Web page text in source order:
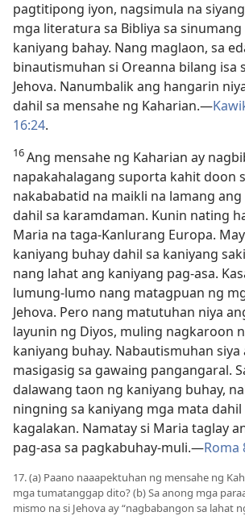
pagtitipong iyon, nagsimula na
mga literatura sa Bibliya sa
kaniyang bahay. Nang maglaon, sa
binautismuhan si Oreanna bilang isa
Jehova. Nanumbalik ang hangarin
dahil sa mensahe ng Kaharian.​—
16:24.
16Ang mensahe ng Kaharian ay
napakahalagang suporta kahit doon
nakababatid na maikli na lamang
dahil sa karamdaman. Kunin nating
Maria na taga-Kanlurang Europa.
kaniyang buhay dahil sa kaniyang
nang lahat ang kaniyang pag-asa.
lumung-lumo nang matagpuan ng
Jehova. Pero nang matutuhan niya
layunin ng Diyos, muling nagkaroon
kaniyang buhay. Nabautismuhan siya
masigasig sa gawaing pangangaral.
dalawang taon ng kaniyang buhay,
ningning sa kaniyang mga mata dahil
kagalakan. Namatay si Maria taglay
pag-asa sa pagkabuhay-muli.​—Roma
17. (a) Paano naaapektuhan ng mensahe ng
mga tumatanggap dito? (b) Sa anong mga
mismo na si Jehova ay “nagbabangon sa lahat